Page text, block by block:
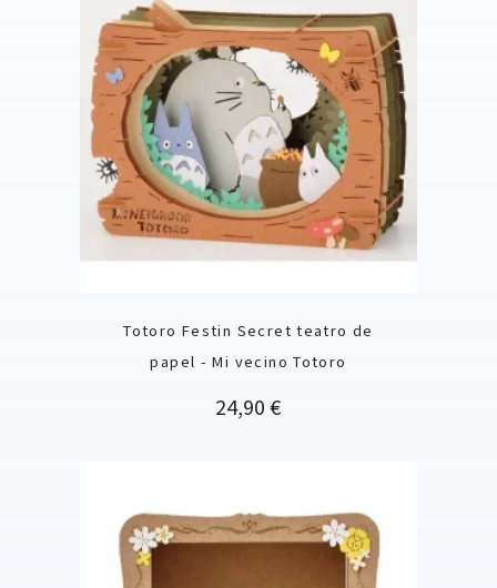
Totoro Festin Secret teatro de
papel - Mi vecino Totoro
Precio
24,90 €